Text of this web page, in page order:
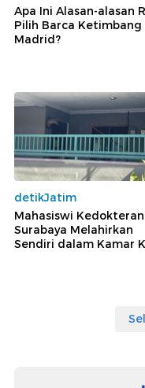
Apa Ini Alasan-alasan
Pilih Barca Ketimbang
Madrid?
detikJatim
Mahasiswi
Surabaya Melahirkan
Sendiri dalam Kamar